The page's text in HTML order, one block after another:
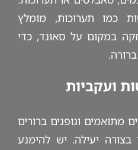
כמו תערוכות, מומלץ
במקום על סאונד, כדי
מתואמים וגופנים ברורים
יעילה. יש להימנע